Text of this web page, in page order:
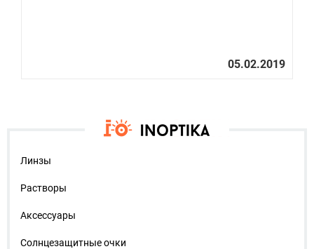
Линзы
Растворы
Аксессуары
Солнцезащитные очки